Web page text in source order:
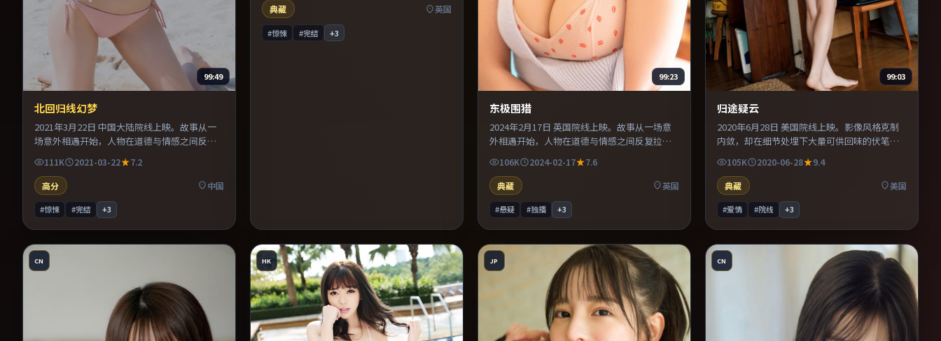
99:49
北回归线幻梦
2021年3月22日 中国大陆院线上映。故事从一
场意外相遇开始，人物在道德与情感之间反复
特写交替强化压迫感。片尾留白意味深长，值
得二刷细品台词与构图。
111K 2021-03-22
7.2
高分
中国
#惊悚 #完结 +3
典藏
英国
#惊悚 #完结 +3
99:23
东极围猎
2024年2月17日 英国院线上映。故事从一场意
外相遇开始，人物在道德与情感之间反复拉
易沉浸其中。推荐给偏爱群像戏与命运母题的
影迷。
106K 2024-02-17
7.6
典藏
英国
#悬疑 #独播 +3
99:03
归途疑云
2020年6月28日 美国院线上映。影像风格克制
内敛，却在细节处埋下大量可供回味的伏笔。
浸其中。既有类型片爽感，也保留作者表达，
口碑潜力不俗。
105K 2020-06-28
9.4
典藏
美国
#爱情 #院线 +3
CN HK JP CN